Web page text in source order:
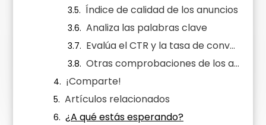
Índice de calidad de los anuncios
Analiza las palabras clave
Evalúa el CTR y la tasa de conversión
Otras comprobaciones de los anuncios PPC
¡Comparte!
Artículos relacionados
¿A qué estás esperando?